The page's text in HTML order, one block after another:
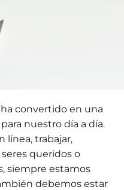
convertido en una
nuestro día a día.
línea, trabajar,
queridos o
siempre estamos
debemos estar